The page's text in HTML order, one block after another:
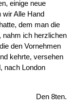
einige neue
Alle Hand
dem man die
nahm ich herzlichen
den Vornehmen
kehrte, versehen
nach London
Den 8ten.